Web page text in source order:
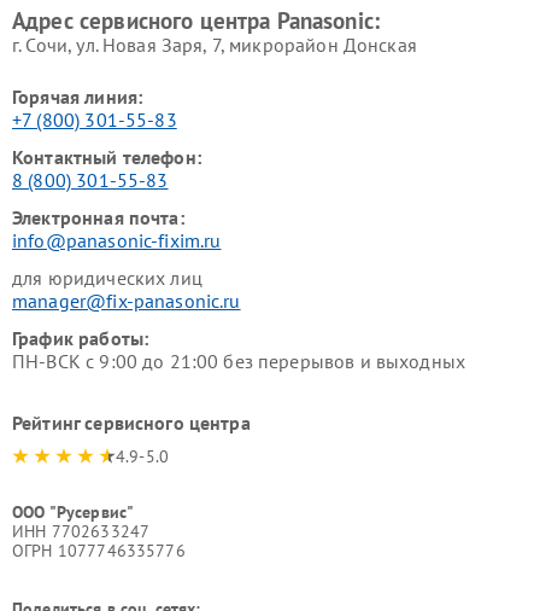
Адрес сервисного центра Panasonic:
г. Сочи, ул. Новая Заря, 7, микрорайон Донская
Горячая линия:
+7 (800) 301-55-83
Контактный телефон:
8 (800) 301-55-83
Электронная почта:
info@panasonic-fixim.ru
для юридических лиц
manager@fix-panasonic.ru
График работы:
ПН-ВСК с 9:00 до 21:00 без перерывов и выходных
Рейтинг сервисного центра
4.9-5.0
ООО "Русервис"
ИНН 7702633247
ОГРН 1077746335776